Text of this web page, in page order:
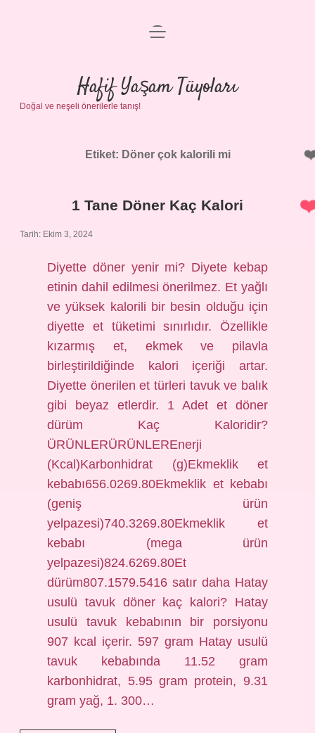
Anasayfa
Gizlilik Politikası
Yasal Uyarı
menüyü
Hafif Yaşam Tüyoları
Doğal ve neşeli önerilerle tanış!
Etiket: Döner çok kalorili mi
1 Tane Döner Kaç Kalori
Tarih: Ekim 3, 2024
Diyette döner yenir mi? Diyete kebap
etinin dahil edilmesi önerilmez. Et yağlı
ve yüksek kalorili bir besin olduğu için
diyette et tüketimi sınırlıdır. Özellikle
kızarmış et, ekmek ve pilavla
birleştirildiğinde kalori içeriği artar.
Diyette önerilen et türleri tavuk ve balık
gibi beyaz etlerdir. 1 Adet et döner
dürüm Kaç Kaloridir?
ÜRÜNLERÜRÜNLEREnerji
(Kcal)Karbonhidrat (g)Ekmeklik et
kebabı656.0269.80Ekmeklik et kebabı
(geniş ürün
yelpazesi)740.3269.80Ekmeklik et
kebabı (mega ürün
yelpazesi)824.6269.80Et
dürüm807.1579.5416 satır daha Hatay
usulü tavuk döner kaç kalori? Hatay
usulü tavuk kebabının bir porsiyonu
907 kcal içerir. 597 gram Hatay usulü
tavuk kebabında 11.52 gram
karbonhidrat, 5.95 gram protein, 9.31
gram yağ, 1. 300…